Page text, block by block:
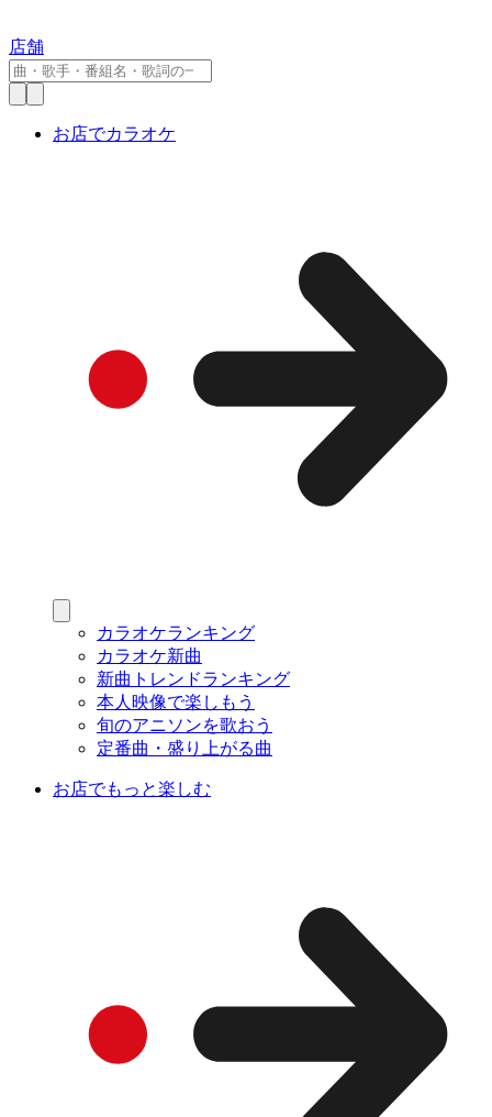
店舗
お店でカラオケ
カラオケランキング
カラオケ新曲
新曲トレンドランキング
本人映像で楽しもう
旬のアニソンを歌おう
定番曲・盛り上がる曲
お店でもっと楽しむ